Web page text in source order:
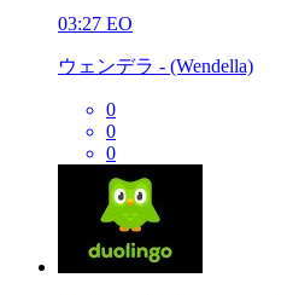
03:27 EO
ウェンデラ - (Wendella)
0
0
0